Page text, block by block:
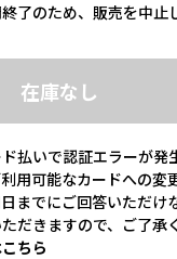
了のため、販売を中止
在庫なし
払いで認証エラーが発
用可能なカードへの
までにご回答いただ
だきますので、ご了承
ちら